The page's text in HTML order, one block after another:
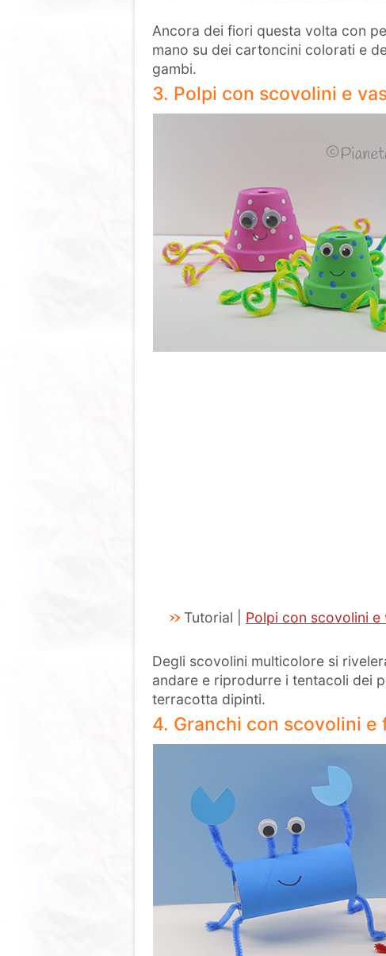
Ancora dei fiori questa volta con
mano su dei cartoncini colorati e
gambi.
3. Polpi con scovolini e
Tutorial | Polpi con scovolini
Degli scovolini multicolore si
andare e riprodurre i tentacoli dei
terracotta dipinti.
4. Granchi con scovolini